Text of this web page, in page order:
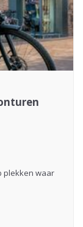
plekken waar